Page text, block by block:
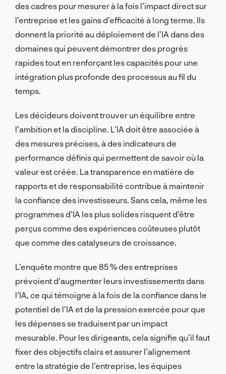
des cadres pour mesurer à la fois l’impact direct sur
l’entreprise et les gains d’efficacité à long terme. Ils
donnent la priorité au déploiement de l’IA dans des
domaines qui peuvent démontrer des progrès
rapides tout en renforçant les capacités pour une
intégration plus profonde des processus au fil du
temps.
Les décideurs doivent trouver un équilibre entre
l’ambition et la discipline. L’IA doit être associée à
des mesures précises, à des indicateurs de
performance définis qui permettent de savoir où la
valeur est créée. La transparence en matière de
rapports et de responsabilité contribue à maintenir
la confiance des investisseurs. Sans cela, même les
programmes d’IA les plus solides risquent d’être
perçus comme des expériences coûteuses plutôt
que comme des catalyseurs de croissance.
L’enquête montre que 85 % des entreprises
prévoient d’augmenter leurs investissements dans
l’IA, ce qui témoigne à la fois de la confiance dans le
potentiel de l’IA et de la pression exercée pour que
les dépenses se traduisent par un impact
mesurable. Pour les dirigeants, cela signifie qu’il faut
fixer des objectifs clairs et assurer l’alignement
entre la stratégie de l’entreprise, les équipes